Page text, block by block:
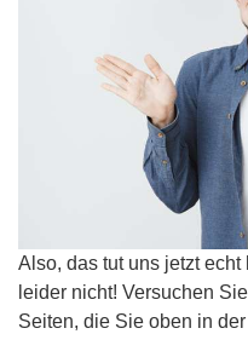
Also, das tut uns jetzt
leider nicht! Versuchen
Seiten, die Sie oben in